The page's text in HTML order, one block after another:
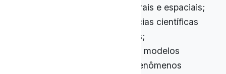
diferentes escalas temporais e espaciais;
Análise crítica de evidências científicas
para formular argumentos;
Aplicação de conceitos e modelos
científicos para explicar fenômenos